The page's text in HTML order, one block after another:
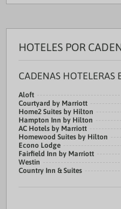
HOTELES POR
CADENAS HOTELERAS
Aloft
Courtyard by Marriott
Home2 Suites by Hilton
Hampton Inn by Hilton
AC Hotels by Marriott
Homewood Suites by Hilton
Econo Lodge
Fairfield Inn by Marriott
Westin
Country Inn & Suites